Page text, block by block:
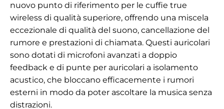
nuovo punto di riferimento per le cuffie true
wireless di qualità superiore, offrendo una miscela
eccezionale di qualità del suono, cancellazione del
rumore e prestazioni di chiamata. Questi auricolari
sono dotati di microfoni avanzati a doppio
feedback e di punte per auricolari a isolamento
acustico, che bloccano efficacemente i rumori
esterni in modo da poter ascoltare la musica senza
distrazioni.